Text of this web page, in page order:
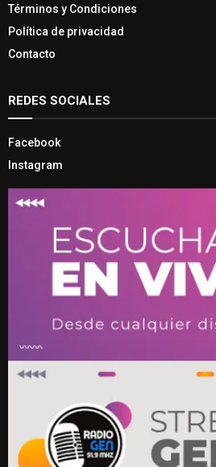
Términos y Condiciones
Política de privacidad
Contacto
REDES SOCIALES
Facebook
Instagram